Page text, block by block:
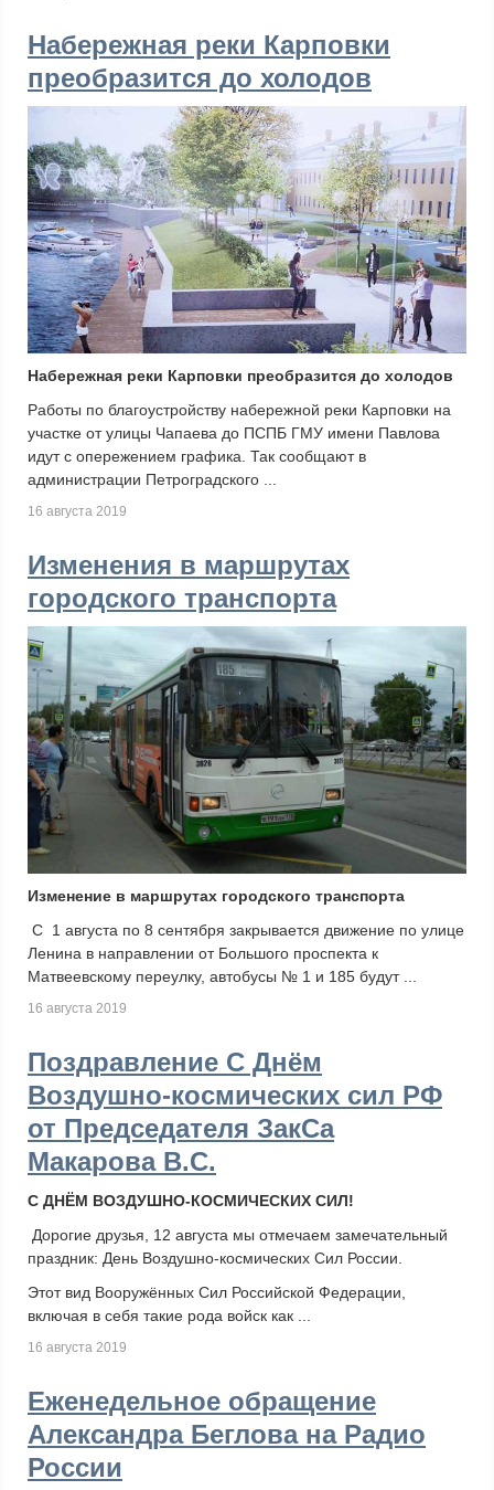
Набережная реки Карповки
преобразится до холодов
Набережная реки Карповки преобразится до холодов
Работы по благоустройству набережной реки Карповки на
участке от улицы Чапаева до ПСПБ ГМУ имени Павлова
идут с опережением графика. Так сообщают в
администрации Петроградского ...
16 августа 2019
Изменения в маршрутах
городского транспорта
Изменение в маршрутах городского транспорта
С 1 августа по 8 сентября закрывается движение по улице
Ленина в направлении от Большого проспекта к
Матвеевскому переулку, автобусы № 1 и 185 будут ...
16 августа 2019
Поздравление С Днём
Воздушно-космических сил РФ
от Председателя ЗакСа
Макарова В.С.
С ДНЁМ ВОЗДУШНО-КОСМИЧЕСКИХ СИЛ!
Дорогие друзья, 12 августа мы отмечаем замечательный
праздник: День Воздушно-космических Сил России.
Этот вид Вооружённых Сил Российской Федерации,
включая в себя такие рода войск как ...
16 августа 2019
Еженедельное обращение
Александра Беглова на Радио
России